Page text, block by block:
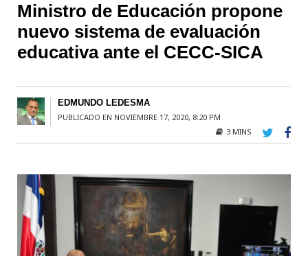
Ministro de Educación propone
nuevo sistema de evaluación
educativa ante el CECC-SICA
EDMUNDO LEDESMA
PUBLICADO EN NOVIEMBRE 17, 2020, 8:20 PM
3 MINS